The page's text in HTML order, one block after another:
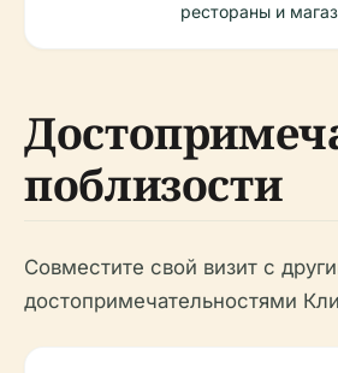
рестораны и
поблизости
Совместите свой визит с
достопримечательностями